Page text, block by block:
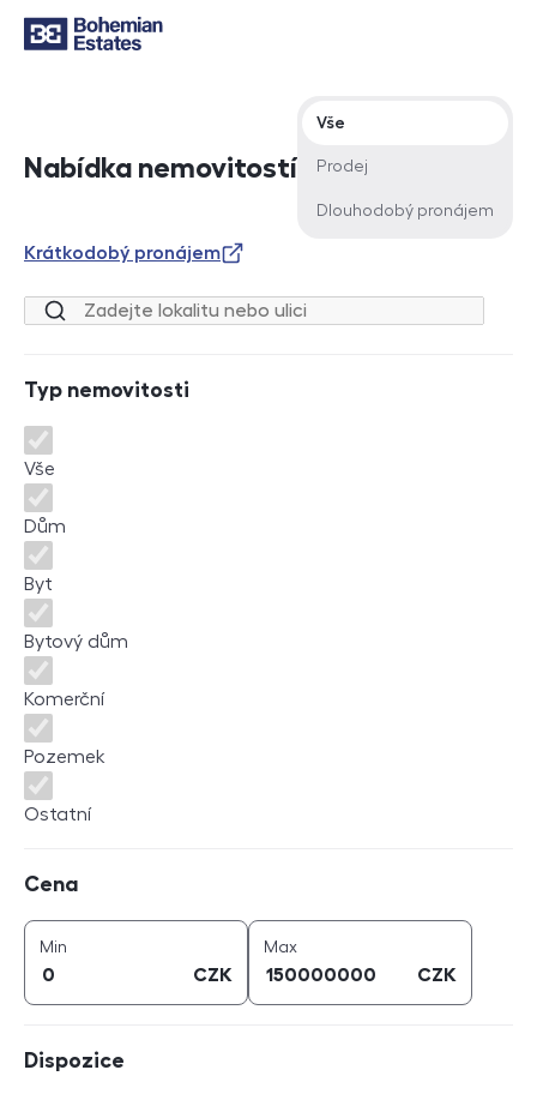
Nabídka nemovitostí
Typ nabídky
Vše
Prodej
Dlouhodobý pronájem
Krátkodobý pronájem
Lokalita nebo ulice
Typ nemovitosti
Typ nemovitosti
Vše
Dům
Byt
Bytový dům
Komerční
Pozemek
Ostatní
Cena
Min
CZK
Maxcena (
CZK
Dispozice